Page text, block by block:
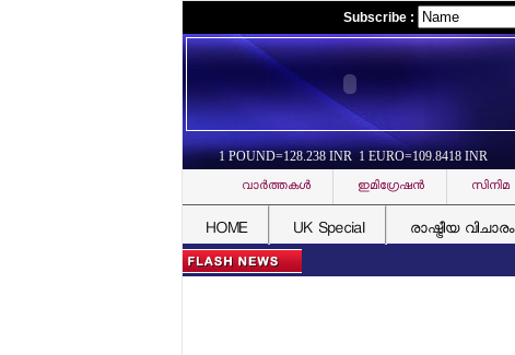
Subscribe :
1 POUND=128.238 INR 1 EURO=109.8418 INR
വാര്‍ത്തകള്‍ ഇമിഗ്രേഷന്‍ സിനിമ
HOME UK Special രാഷ്ട്രീയ വിചാരം